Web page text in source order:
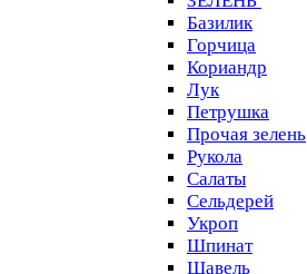
Базилик
Горчица
Кориандр
Лук
Петрушка
Прочая зелень
Рукола
Салаты
Сельдерей
Укроп
Шпинат
Щавель